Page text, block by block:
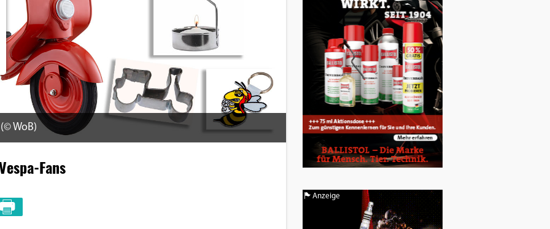
WoB)
Fans
Anzeige